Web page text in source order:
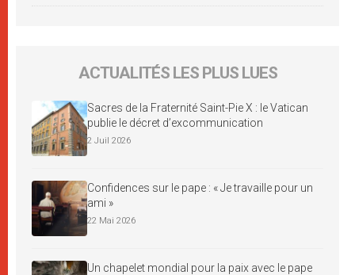
ACTUALITÉS LES PLUS LUES
Sacres de la Fraternité Saint-Pie X : le Vatican
publie le décret d’excommunication
2 Juil 2026
Confidences sur le pape : « Je travaille pour un
ami »
22 Mai 2026
Un chapelet mondial pour la paix avec le pape